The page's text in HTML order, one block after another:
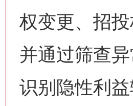
权变更、招
并通过筛查
识别隐性利益